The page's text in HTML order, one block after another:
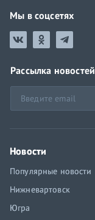
Мы в соцсетях
Рассылка новостей
Новости
Популярные новости
Нижневартовск
Югра